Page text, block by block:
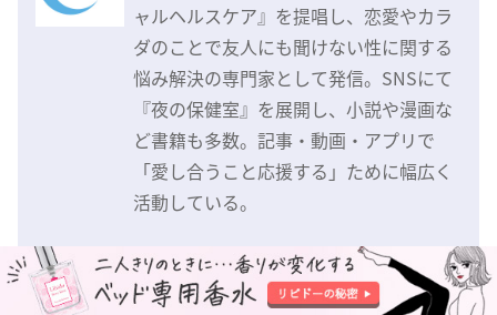
ャルヘルスケア』を提唱し、恋愛やカラ
ダのことで友人にも聞けない性に関する
悩み解決の専門家として発信。SNSにて
『夜の保健室』を展開し、小説や漫画な
ど書籍も多数。記事・動画・アプリで
「愛し合うこと応援する」ために幅広く
活動している。
⇒ラブコスメ著書一覧
⇒ラブコスメ運営会社情報